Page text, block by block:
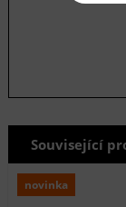
Související
novinka